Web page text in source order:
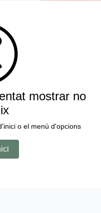
mostrar no
o el menú d'opcions